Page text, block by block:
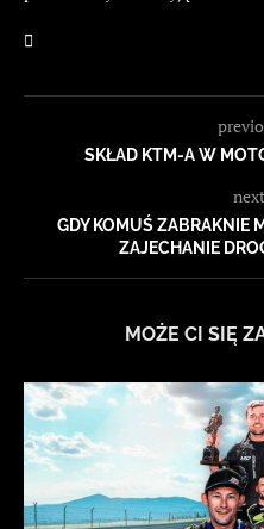
SKŁAD KTM-A W
GDY KOMUŚ ZABRAKNIE
ZAJECHANIE
MOŻE CI SIĘ